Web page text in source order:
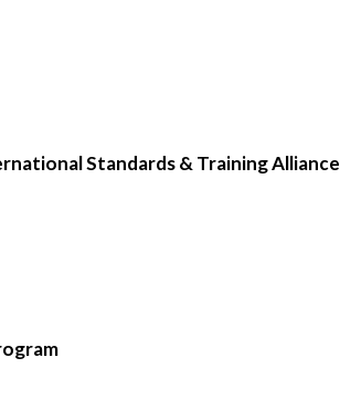
Standards & Training Alliance